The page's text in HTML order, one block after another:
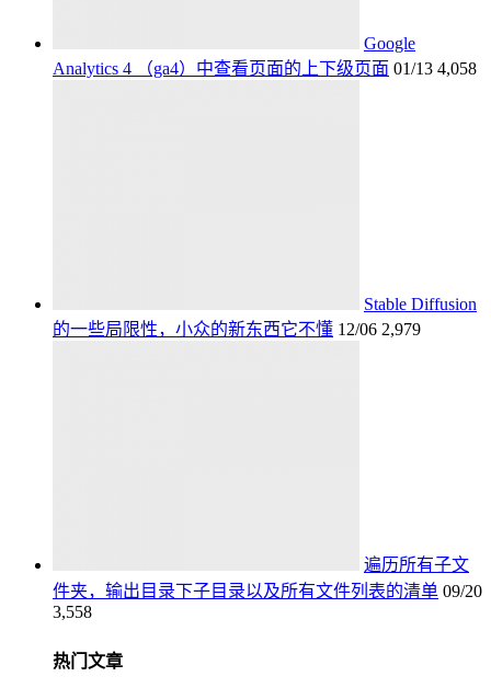
Google
Analytics 4 （ga4）中查看页面的上下级页面 01/13 4,058
Stable Diffusion
的一些局限性，小众的新东西它不懂 12/06 2,979
遍历所有子文
件夹，输出目录下子目录以及所有文件列表的清单 09/20
3,558
热门文章